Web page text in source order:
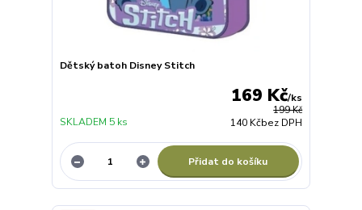
Dětský batoh Disney Stitch
199 Kč
169 Kč/ks
140 Kčbez DPH
SKLADEM 5 ks
Přidat do košíku